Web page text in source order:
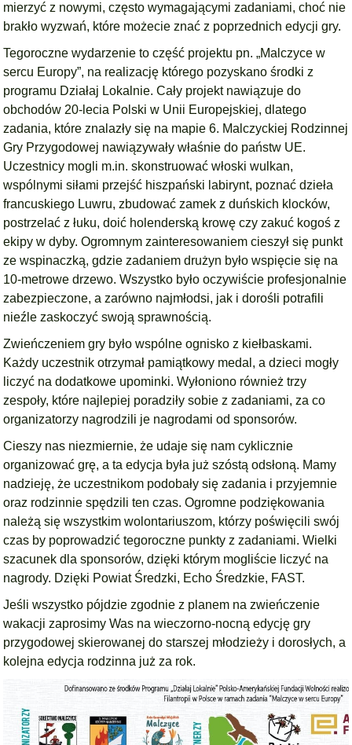
mierzyć z nowymi, często wymagającymi zadaniami, choć nie
brakło wyzwań, które możecie znać z poprzednich edycji gry.
Tegoroczne wydarzenie to część projektu pn. „Malczyce w
sercu Europy”, na realizację którego pozyskano środki z
programu Działaj Lokalnie. Cały projekt nawiązuje do
obchodów 20-lecia Polski w Unii Europejskiej, dlatego
zadania, które znalazły się na mapie 6. Malczyckiej Rodzinnej
Gry Przygodowej nawiązywały właśnie do państw UE.
Uczestnicy mogli m.in. skonstruować włoski wulkan,
wspólnymi siłami przejść hiszpański labirynt, poznać dzieła
francuskiego Luwru, zbudować zamek z duńskich klocków,
postrzelać z łuku, doić holenderską krowę czy zakuć kogoś z
ekipy w dyby. Ogromnym zainteresowaniem cieszył się punkt
ze wspinaczką, gdzie zadaniem drużyn było wspięcie się na
10-metrowe drzewo. Wszystko było oczywiście profesjonalnie
zabezpieczone, a zarówno najmłodsi, jak i dorośli potrafili
nieźle zaskoczyć swoją sprawnością.
Zwieńczeniem gry było wspólne ognisko z kiełbaskami.
Każdy uczestnik otrzymał pamiątkowy medal, a dzieci mogły
liczyć na dodatkowe upominki. Wyłoniono również trzy
zespoły, które najlepiej poradziły sobie z zadaniami, za co
organizatorzy nagrodzili je nagrodami od sponsorów.
Cieszy nas niezmiernie, że udaje się nam cyklicznie
organizować grę, a ta edycja była już szóstą odsłoną. Mamy
nadzieję, że uczestnikom podobały się zadania i przyjemnie
oraz rodzinnie spędzili ten czas. Ogromne podziękowania
należą się wszystkim wolontariuszom, którzy poświęcili swój
czas by poprowadzić tegoroczne punkty z zadaniami. Wielki
szacunek dla sponsorów, dzięki którym mogliście liczyć na
nagrody. Dzięki Powiat Średzki, Echo Średzkie, FAST.
Jeśli wszystko pójdzie zgodnie z planem na zwieńczenie
wakacji zaprosimy Was na wieczorno-nocną edycję gry
przygodowej skierowanej do starszej młodzieży i dorosłych, a
kolejna edycja rodzinna już za rok.